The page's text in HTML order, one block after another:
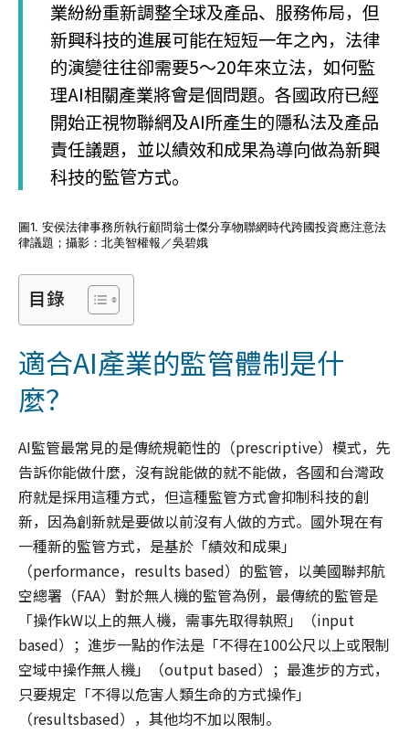
業紛紛重新調整全球及產品、服務佈局，但
新興科技的進展可能在短短一年之內，法律
的演變往往卻需要5～20年來立法，如何監
理AI相關產業將會是個問題。各國政府已經
開始正視物聯網及AI所產生的隱私法及產品
責任議題，並以績效和成果為導向做為新興
科技的監管方式。
圖1. 安侯法律事務所執行顧問翁士傑分享物聯網時代跨國投資應注意法
律議題；攝影：北美智權報／吳碧娥
目錄
適合AI產業的監管體制是什
麼？
AI監管最常見的是傳統規範性的（prescriptive）模式，先
告訴你能做什麼，沒有說能做的就不能做，各國和台灣政
府就是採用這種方式，但這種監管方式會抑制科技的創
新，因為創新就是要做以前沒有人做的方式。國外現在有
一種新的監管方式，是基於「績效和成果」
（performance，results based）的監管，以美國聯邦航
空總署（FAA）對於無人機的監管為例，最傳統的監管是
「操作kW以上的無人機，需事先取得執照」（input
based）；進步一點的作法是「不得在100公尺以上或限制
空域中操作無人機」（output based）；最進步的方式，
只要規定「不得以危害人類生命的方式操作」
（resultsbased），其他均不加以限制。